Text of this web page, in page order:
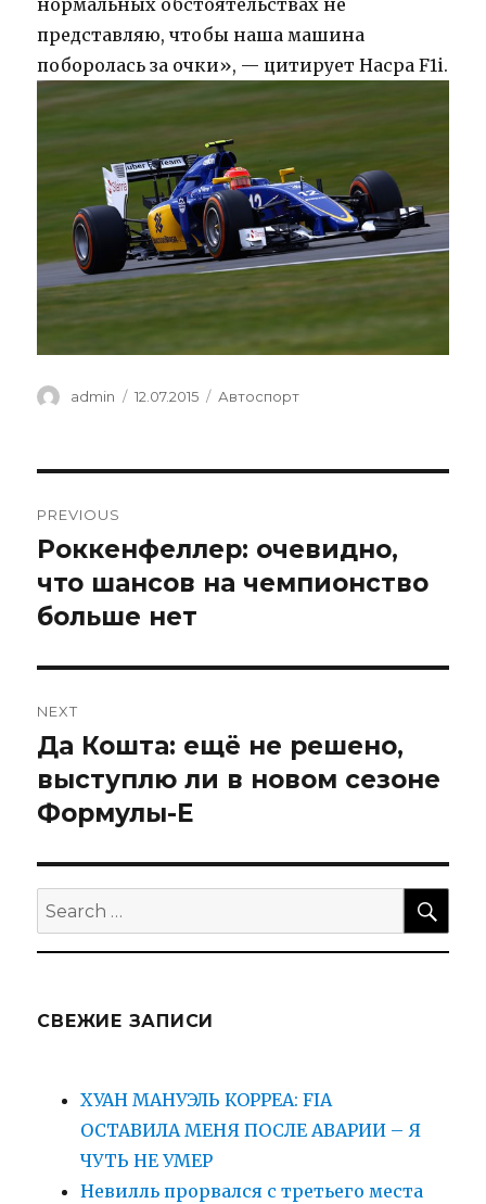
нормальных обстоятельствах не
представляю, чтобы наша машина
поборолась за очки», — цитирует Насра F1i.
Author
admin
Posted
12.07.2015 Categories
Автоспорт
по
записям
PREVIOUS
Previous
post:
Роккенфеллер: очевидно,
что шансов на чемпионство
больше нет
NEXT
Next
post:
Да Кошта: ещё не решено,
выступлю ли в новом сезоне
Формулы-Е
Search
for:
СВЕЖИЕ ЗАПИСИ
ХУАН МАНУЭЛЬ КОРРЕА: FIA
ОСТАВИЛА МЕНЯ ПОСЛЕ АВАРИИ – Я
ЧУТЬ НЕ УМЕР
Невилль прорвался с третьего места